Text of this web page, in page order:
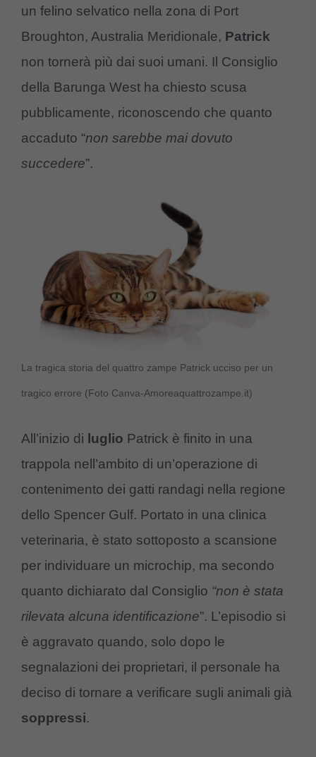
un felino selvatico nella zona di Port
Broughton, Australia Meridionale, Patrick
non tornerà più dai suoi umani. Il Consiglio
della Barunga West ha chiesto scusa
pubblicamente, riconoscendo che quanto
accaduto “non sarebbe mai dovuto
succedere”.
La tragica storia del quattro zampe Patrick ucciso per un
tragico errore (Foto Canva-Amoreaquattrozampe.it)
All’inizio di luglio Patrick è finito in una
trappola nell’ambito di un’operazione di
contenimento dei gatti randagi nella regione
dello Spencer Gulf. Portato in una clinica
veterinaria, è stato sottoposto a scansione
per individuare un microchip, ma secondo
quanto dichiarato dal Consiglio “non è stata
rilevata alcuna identificazione”. L’episodio si
è aggravato quando, solo dopo le
segnalazioni dei proprietari, il personale ha
deciso di tornare a verificare sugli animali già
soppressi.